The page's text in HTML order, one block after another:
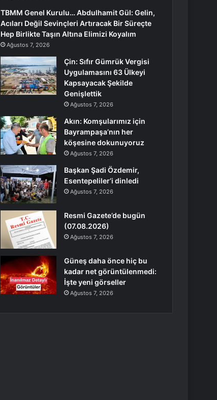
TBMM Genel Kurulu… Abdulhamit Gül: Gelin,
Acıları Değil Sevinçleri Artıracak Bir Süreçte
Hep Birlikte Taşın Altına Elimizi Koyalım
Ağustos 7, 2026
Çin: Sıfır Gümrük Vergisi
Uygulamasını 63 Ülkeyi
Kapsayacak Şekilde
Genişlettik
Ağustos 7, 2026
Akın: Komşularımız için
Bayrampaşa’nın her
köşesine dokunuyoruz
Ağustos 7, 2026
Başkan Şadi Özdemir,
Esentepeliler’i dinledi
Ağustos 7, 2026
Resmi Gazete’de bugün
(07.08.2026)
Ağustos 7, 2026
Güneş daha önce hiç bu
kadar net görüntülenmedi:
İşte yeni görseller
Ağustos 7, 2026